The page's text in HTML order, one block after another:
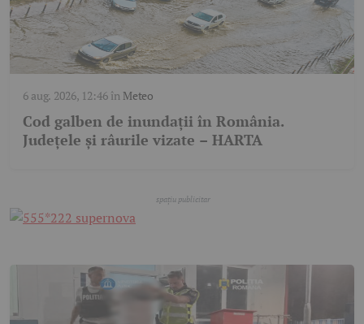
6 aug. 2026, 12:46în Meteo
Cod galben de inundații în România.
Județele și râurile vizate – HARTA